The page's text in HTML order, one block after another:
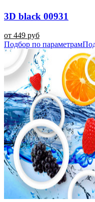
3D black 00931
от 449 руб
Подбор по параметрам